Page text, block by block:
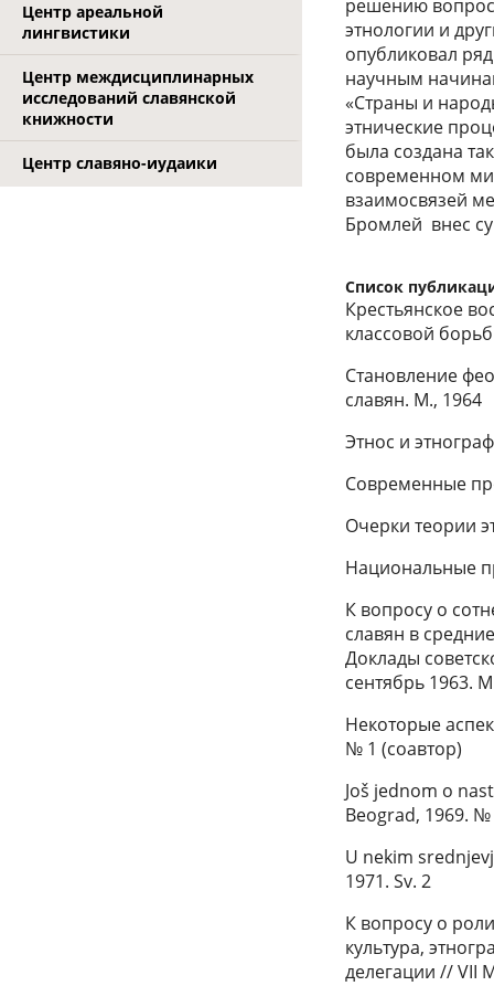
Центр ареальной
лингвистики
Центр междисциплинарных
исследований славянской
книжности
Центр славяно-иудаики
решению
этнологии и
опубликовал
научным
«Страны и
этнические
была создана
современном
взаимосвязей
Бромлей внес
Список
Крестьянское
классовой
Становление
славян. М., 1964
Этнос и
Современные
Очерки теории
Национальные
К вопросу о
славян в
Доклады
сентябрь 1963.
Некоторые
№ 1 (соавтор)
Još jednom o
Beograd, 1969. №
U nekim
1971. Sv. 2
К вопросу о
культура,
делегации // VII